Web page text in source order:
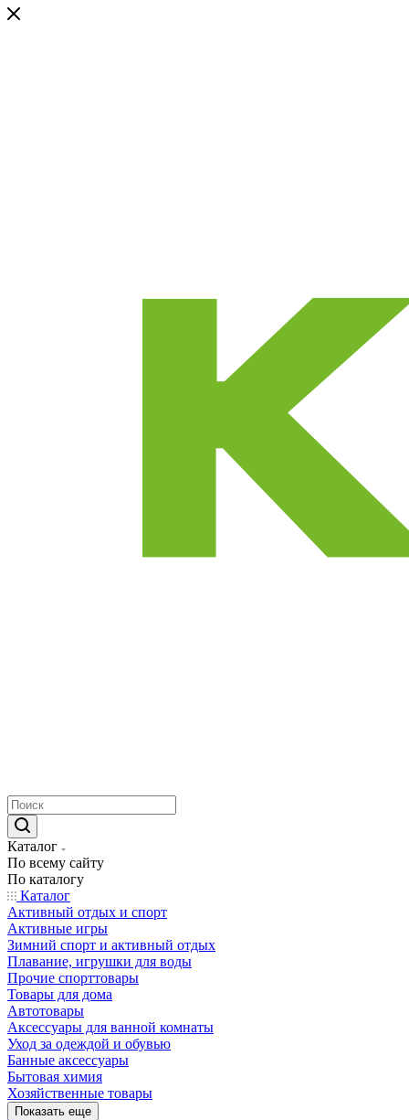
Каталог
По всему сайту
По каталогу
Каталог
Активный отдых и спорт
Активные игры
Зимний спорт и активный отдых
Плавание, игрушки для воды
Прочие спорттовары
Товары для дома
Автотовары
Аксессуары для ванной комнаты
Уход за одеждой и обувью
Банные аксессуары
Бытовая химия
Хозяйственные товары
Показать еще